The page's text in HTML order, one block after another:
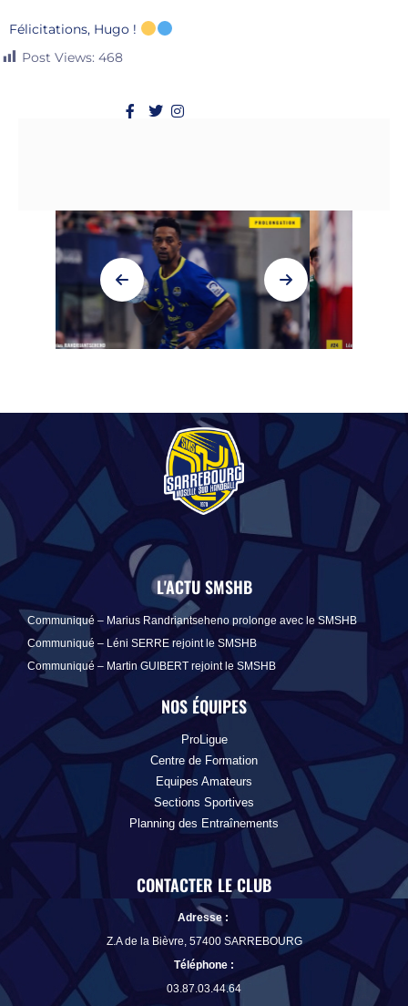
Félicitations, Hugo !
Post Views: 468
COMMUNIQUÉ – LÉNI SERRE REJOINT
LE SMSHB
L'ACTU SMSHB
Communiqué – Marius Randriantseheno prolonge avec le SMSHB
Communiqué – Léni SERRE rejoint le SMSHB
Communiqué – Martin GUIBERT rejoint le SMSHB
NOS ÉQUIPES
ProLigue
Centre de Formation
Equipes Amateurs
Sections Sportives
Planning des Entraînements
CONTACTER LE CLUB
Adresse :
Z.A de la Bièvre, 57400 SARREBOURG
Téléphone :
03.87.03.44.64